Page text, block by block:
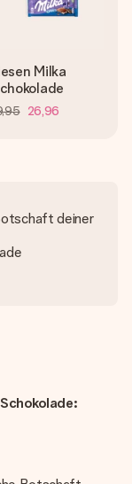
Milka
26,96
deiner